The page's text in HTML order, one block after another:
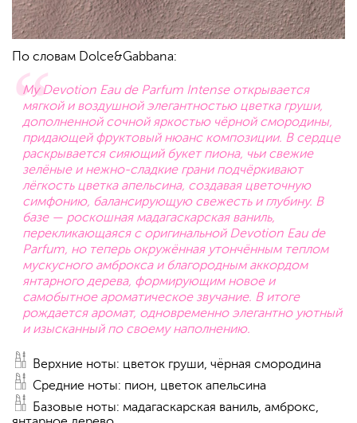
По словам Dolce&Gabbana:
My Devotion Eau de Parfum Intense открывается
мягкой и воздушной элегантностью цветка груши,
дополненной сочной яркостью чёрной смородины,
придающей фруктовый нюанс композиции. В сердце
раскрывается сияющий букет пиона, чьи свежие
зелёные и нежно-сладкие грани подчёркивают
лёгкость цветка апельсина, создавая цветочную
симфонию, балансирующую свежесть и глубину. В
базе — роскошная мадагаскарская ваниль,
перекликающаяся с оригинальной Devotion Eau de
Parfum, но теперь окружённая утончённым теплом
мускусного амброкса и благородным аккордом
янтарного дерева, формирующим новое и
самобытное ароматическое звучание. В итоге
рождается аромат, одновременно элегантно уютный
и изысканный по своему наполнению.
Верхние ноты: цветок груши, чёрная смородина
Средние ноты: пион, цветок апельсина
Базовые ноты: мадагаскарская ваниль, амброкс,